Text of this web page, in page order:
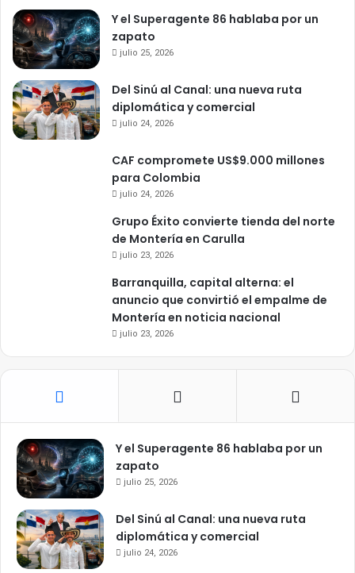
Y el Superagente 86 hablaba por un
zapato
julio 25, 2026
Del Sinú al Canal: una nueva ruta
diplomática y comercial
julio 24, 2026
CAF compromete US$9.000 millones
para Colombia
julio 24, 2026
Grupo Éxito convierte tienda del norte
de Montería en Carulla
julio 23, 2026
Barranquilla, capital alterna: el
anuncio que convirtió el empalme de
Montería en noticia nacional
julio 23, 2026
Y el Superagente 86 hablaba por un
zapato
julio 25, 2026
Del Sinú al Canal: una nueva ruta
diplomática y comercial
julio 24, 2026